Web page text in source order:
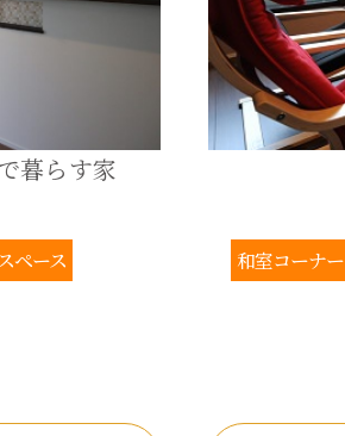
暮らす家
ペース
和室コーナー